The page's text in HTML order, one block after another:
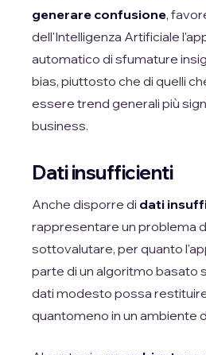
generare confusione,
dell'Intelligenza Artificiale
automatico di sfumature
bias, piuttosto che di quelli
essere trend generali più
business.
Dati insufficienti
Anche disporre di dati
rappresentare un problema
sottovalutare, per quanto
parte di un algoritmo basato
dati modesto possa
quantomeno in un ambiente